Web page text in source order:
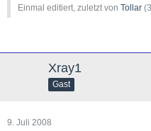
Einmal editiert, zuletzt von Tollar (
Xray1
Gast
9. Juli 2008